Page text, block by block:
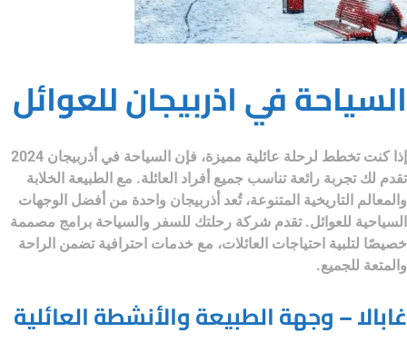
السياحة في اذربيجان للعوائل
إذا كنت تخطط لرحلة عائلية مميزة، فإن السياحة في أذربيجان 2024
تقدم لك تجربة رائعة تناسب جميع أفراد العائلة. مع الطبيعة الخلابة
والمعالم التاريخية المتنوعة، تُعد أذربيجان واحدة من أفضل الوجهات
السياحية للعوائل. تقدم شركة رحلتك للسفر والسياحة برامج مصممة
خصيصًا لتلبية احتياجات العائلات، مع خدمات احترافية تضمن الراحة
والمتعة للجميع.
غابالا – وجهة الطبيعة والأنشطة العائلية